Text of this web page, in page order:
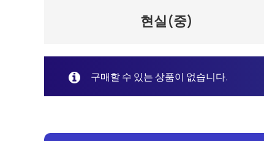
현실(중)
구매할 수 있는 상품이 없습니다.